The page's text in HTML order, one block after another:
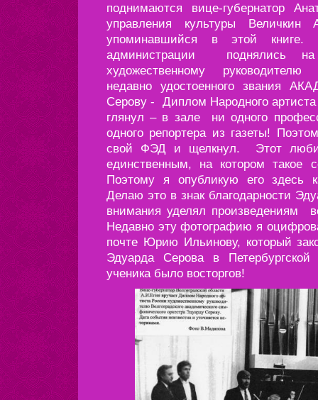
поднимаются вице-губернатор
управления культуры Величкин
упоминавшийся в этой книге.
администрации поднялись
художественному руководителю
недавно удостоенного звания
Серову - Диплом Народного
глянул – в зале ни одного
одного репортера из газеты!
свой ФЭД и щелкнул. Этот
единственным, на котором такое
Поэтому я опубликую его здесь
Делаю это в знак благодарности
внимания уделял произведениям
Недавно эту фотографию я
почте Юрию Ильинову, который
Эдуарда Серова в Петербургской
ученика было восторгов!